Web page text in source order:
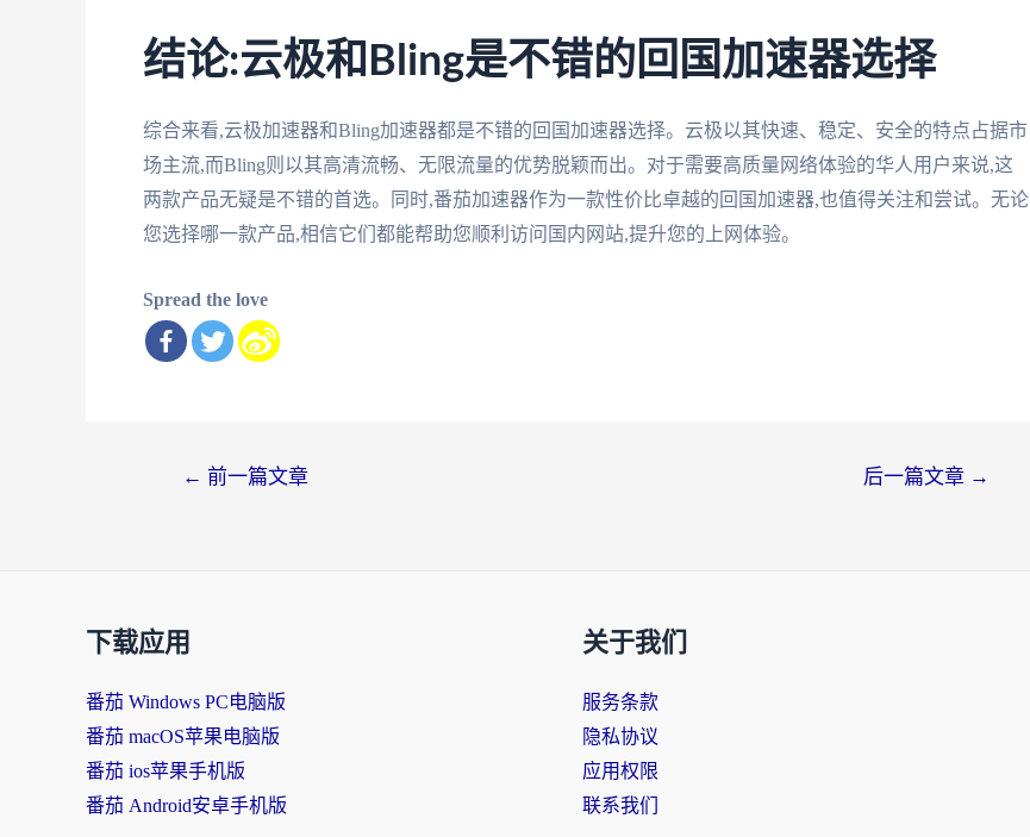
结论:云极和Bling是不错的回国加速器选择
综合来看,云极加速器和Bling加速器都是不错的回国加速器选择。云极以其快速、稳定、安全的特点占据市
场主流,而Bling则以其高清流畅、无限流量的优势脱颖而出。对于需要高质量网络体验的华人用户来说,这
两款产品无疑是不错的首选。同时,番茄加速器作为一款性价比卓越的回国加速器,也值得关注和尝试。无论
您选择哪一款产品,相信它们都能帮助您顺利访问国内网站,提升您的上网体验。
Spread the love
← 前一篇文章 后一篇文章 →
下载应用
番茄 Windows PC电脑版
番茄 macOS苹果电脑版
番茄 ios苹果手机版
番茄 Android安卓手机版
关于我们
服务条款
隐私协议
应用权限
联系我们